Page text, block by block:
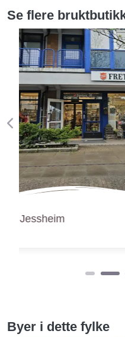
Se flere
Galleri 66
Forige
Byer i dette fylke